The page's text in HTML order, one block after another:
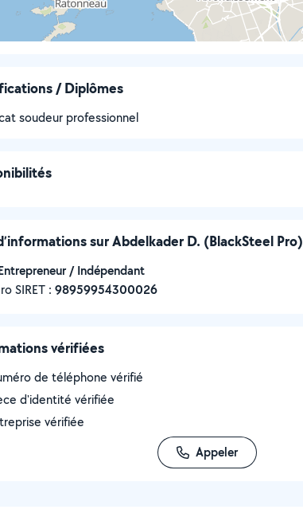
/ Diplômes
soudeur professionnel
sur Abdelkader D. (BlackSteel Pro)
/ Indépendant
SIRET : ‍98959954300026
vérifiées
de téléphone vérifié
d'identité vérifiée
vérifiée
Appeler